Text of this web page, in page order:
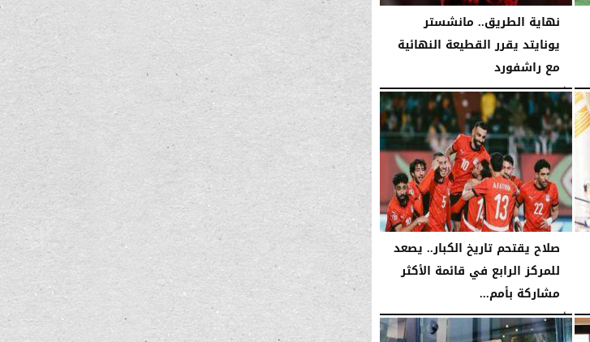
نهاية الطريق.. مانشستر
يونايتد يقرر القطيعة النهائية
مع راشفورد
الأربعاء، 14 يناير 2026 04:02 صـ
صلاح يقتحم تاريخ الكبار.. يصعد
للمركز الرابع في قائمة الأكثر
مشاركة بأمم...
الأحد، 11 يناير 2026 01:48 صـ